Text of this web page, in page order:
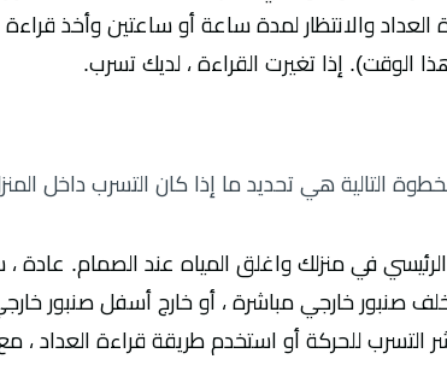
العداد والانتظار لمدة ساعة أو ساعتين وأخذ
الوقت). إذا تغيرت القراءة ، لديك تسرب.
التالية هي تحديد ما إذا كان التسرب داخل
في منزلك واغلق المياه عند الصمام. عادة
صنبور خارجي مباشرة ، أو خارج أسفل صنبور
للحركة أو استخدم طريقة قراءة العداد ،